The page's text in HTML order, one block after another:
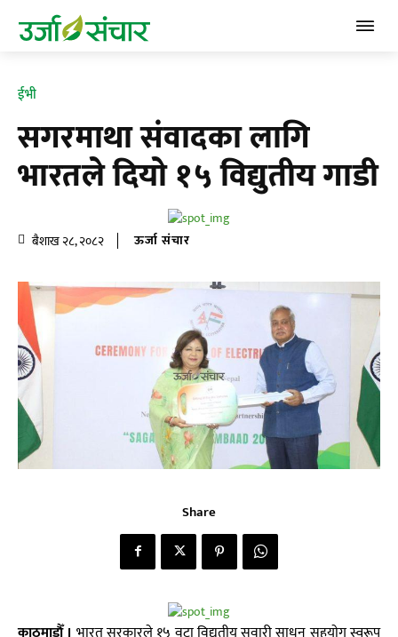
ईभी
सगरमाथा संवादका लागि
भारतले दियाे १५ विद्युतीय गाडी
बैशाख २८, २०८२ ऊर्जा संचार
Share